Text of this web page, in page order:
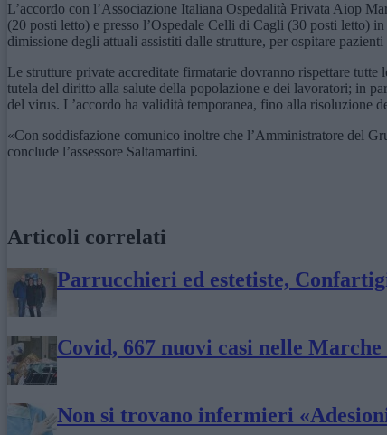
L’accordo con l’Associazione Italiana Ospedalità Privata Aiop
(20 posti letto) e presso l’Ospedale Celli di Cagli (30 posti letto)
dimissione degli attuali assistiti dalle strutture, per ospitare
Le strutture private accreditate firmatarie dovranno rispettare
tutela del diritto alla salute della popolazione e dei lavoratori; in
del virus. L’accordo ha validità temporanea, fino alla risoluzione
«Con soddisfazione comunico inoltre che l’Amministratore del
conclude l’assessore Saltamartini.
Articoli correlati
Parrucchieri ed estetiste,
Covid, 667 nuovi casi nelle
Non si trovano infermieri